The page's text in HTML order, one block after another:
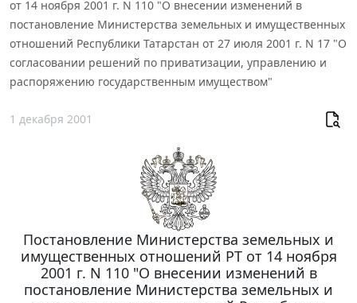
от 14 ноября 2001 г. N 110 "О внесении изменений в
постановление Министерства земельных и имущественных
отношений Республики Татарстан от 27 июля 2001 г. N 17 "О
согласовании решений по приватизации, управлению и
распоряжению государственным имуществом"
1 декабря 2001
Постановление Министерства земельных и
имущественных отношений РТ от 14 ноября
2001 г. N 110 "О внесении изменений в
постановление Министерства земельных и